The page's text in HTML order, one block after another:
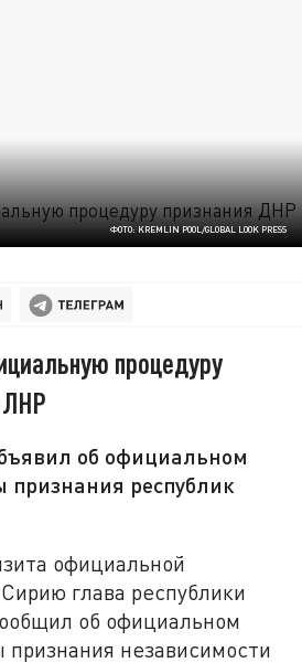
ФОТО: KREMLIN POOL/GLOBAL LOOK PRESS
процедуру
ЛНР
об официальном
признания республик
официальной
глава республики
об официальном
признания независимости